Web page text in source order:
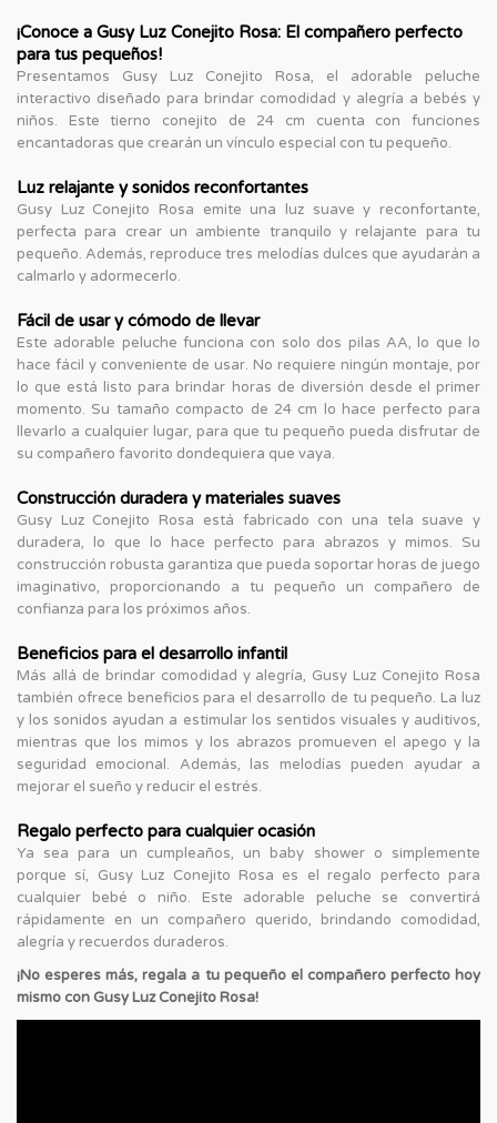
¡Conoce a Gusy Luz Conejito Rosa: El compañero perfecto
para tus pequeños!
Presentamos Gusy Luz Conejito Rosa, el adorable peluche
interactivo diseñado para brindar comodidad y alegría a bebés y
niños. Este tierno conejito de 24 cm cuenta con funciones
encantadoras que crearán un vínculo especial con tu pequeño.
Luz relajante y sonidos reconfortantes
Gusy Luz Conejito Rosa emite una luz suave y reconfortante,
perfecta para crear un ambiente tranquilo y relajante para tu
pequeño. Además, reproduce tres melodías dulces que ayudarán a
calmarlo y adormecerlo.
Fácil de usar y cómodo de llevar
Este adorable peluche funciona con solo dos pilas AA, lo que lo
hace fácil y conveniente de usar. No requiere ningún montaje, por
lo que está listo para brindar horas de diversión desde el primer
momento. Su tamaño compacto de 24 cm lo hace perfecto para
llevarlo a cualquier lugar, para que tu pequeño pueda disfrutar de
su compañero favorito dondequiera que vaya.
Construcción duradera y materiales suaves
Gusy Luz Conejito Rosa está fabricado con una tela suave y
duradera, lo que lo hace perfecto para abrazos y mimos. Su
construcción robusta garantiza que pueda soportar horas de juego
imaginativo, proporcionando a tu pequeño un compañero de
confianza para los próximos años.
Beneficios para el desarrollo infantil
Más allá de brindar comodidad y alegría, Gusy Luz Conejito Rosa
también ofrece beneficios para el desarrollo de tu pequeño. La luz
y los sonidos ayudan a estimular los sentidos visuales y auditivos,
mientras que los mimos y los abrazos promueven el apego y la
seguridad emocional. Además, las melodías pueden ayudar a
mejorar el sueño y reducir el estrés.
Regalo perfecto para cualquier ocasión
Ya sea para un cumpleaños, un baby shower o simplemente
porque sí, Gusy Luz Conejito Rosa es el regalo perfecto para
cualquier bebé o niño. Este adorable peluche se convertirá
rápidamente en un compañero querido, brindando comodidad,
alegría y recuerdos duraderos.
¡No esperes más, regala a tu pequeño el compañero perfecto hoy
mismo con Gusy Luz Conejito Rosa!